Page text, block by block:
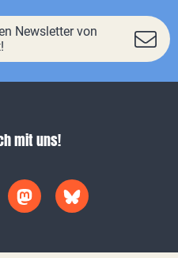
Newsletter von
mit uns!